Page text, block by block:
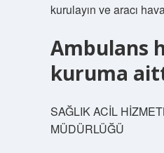
kurulayın ve aracı
Ambulans
kuruma
SAĞLIK ACİL
MÜDÜRLÜĞÜ